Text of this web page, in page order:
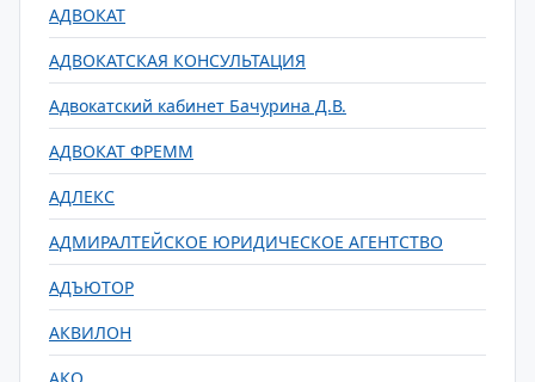
АДВОКАТ
АДВОКАТСКАЯ КОНСУЛЬТАЦИЯ
Адвокатский кабинет Бачурина Д.В.
АДВОКАТ ФРЕММ
АДЛЕКС
АДМИРАЛТЕЙСКОЕ ЮРИДИЧЕСКОЕ АГЕНТСТВО
АДЪЮТОР
АКВИЛОН